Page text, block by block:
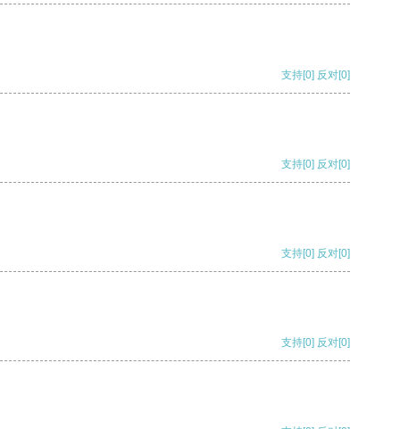
支持[0] 反对[0]
支持[0] 反对[0]
支持[0] 反对[0]
支持[0] 反对[0]